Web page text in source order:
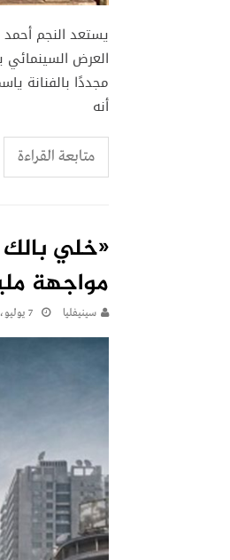
يستعد النجم
مجددًا بالفنانة
أنه
متابعة القراءة
«خلي
مواجهة
سينيفليا 7 يوليو، 2026